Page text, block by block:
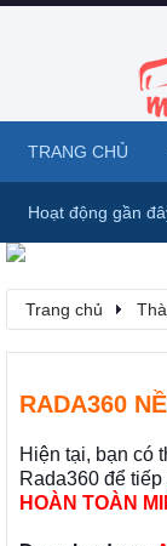
Trang chủ
RADA360
Hiện tại, bạn có
Rada360 để
HOÀN TOÀN
TRANG CHỦ
Hoạt động gần